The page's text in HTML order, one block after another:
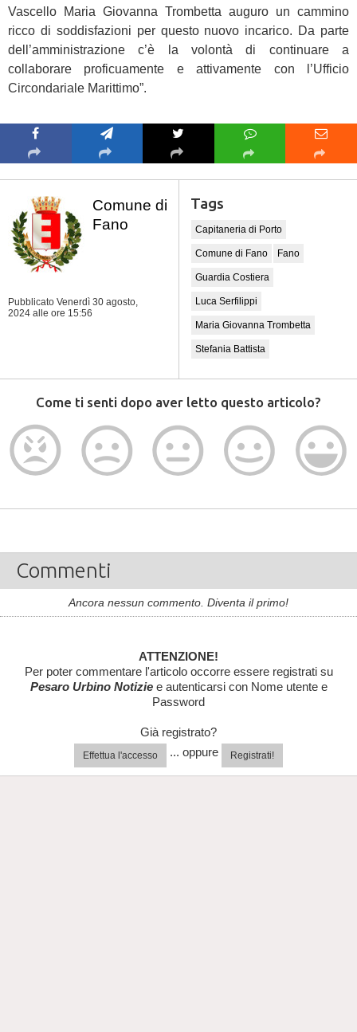
Vascello Maria Giovanna Trombetta auguro un cammino
ricco di soddisfazioni per questo nuovo incarico. Da parte
dell’amministrazione c’è la volontà di continuare a
collaborare proficuamente e attivamente con l’Ufficio
Circondariale Marittimo”.
Comune di
Fano
Pubblicato Venerdì 30 agosto,
2024 alle ore 15:56
Tags
Capitaneria di Porto
Comune di Fano Fano
Guardia Costiera
Luca Serfilippi
Maria Giovanna Trombetta
Stefania Battista
Come ti senti dopo aver letto questo articolo?
Commenti
Ancora nessun commento. Diventa il primo!
ATTENZIONE!
Per poter commentare l'articolo occorre essere registrati su
Pesaro Urbino Notiziee autenticarsi con Nome utente e
Password
Già registrato?
Effettua l'accesso ... oppure Registrati!